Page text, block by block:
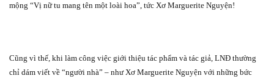
mộng “Vị nữ tu mang tên một loài hoa”, tức Xơ Marguerite Nguyện!
Cũng vì thế, khi làm công việc giới thiệu tác phẩm và tác giả, LNĐ thường
chỉ dám viết về “người nhà” – như Xơ Marguerite Nguyện với những bức